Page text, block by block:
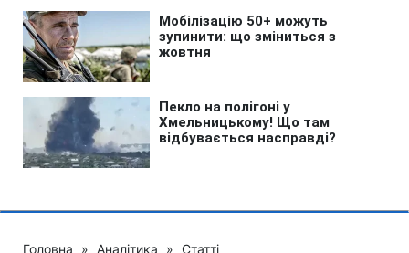
Головна » Аналітика » Статті